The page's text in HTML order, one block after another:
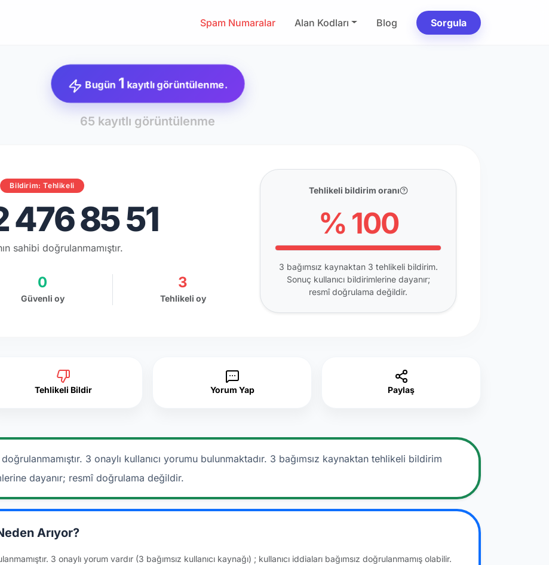
Spam Numaralar Alan Kodları Blog Sorgula
Bugün 1 kayıtlı görüntülenme.
65 kayıtlı görüntülenme
Bildirim: Tehlikeli
476 85 51
sahibi doğrulanmamıştır.
0
Güvenli oy
3
Tehlikeli oy
Tehlikeli bildirim oranı
% 100
3 bağımsız kaynaktan 3 tehlikeli bildirim.
Sonuç kullanıcı bildirimlerine dayanır;
resmî doğrulama değildir.
Tehlikeli Bildir Yorum Yap Paylaş
3 onaylı kullanıcı yorumu bulunmaktadır. 3 bağımsız kaynaktan tehlikeli bildirim
dayanır; resmî doğrulama değildir.
Arıyor?
3 onaylı yorum vardır (3 bağımsız kullanıcı kaynağı) ; kullanıcı iddiaları bağımsız doğrulanmamış olabilir.